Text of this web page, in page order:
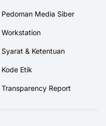
Pedoman Media Siber
Workstation
Syarat & Ketentuan
Kode Etik
Transparency Report